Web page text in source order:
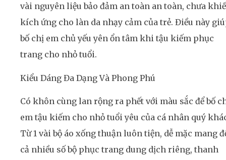
vài nguyên liệu bảo đảm an toàn an toàn, chưa
kích ứng cho làn da nhạy cảm của trẻ. Điều này
bố chị em chủ yếu yên ổn tâm khi tậu kiếm phục
trang cho nhỏ tuổi.
Kiểu Dáng Đa Dạng Và Phong Phú
Có khôn cùng lan rộng ra phết với màu sắc để bố
em tậu kiếm cho nhỏ tuổi yêu của cá nhân quý
Từ 1 vài bộ áo xống thuận luôn tiện, dễ mặc mang
cả nhiều số bộ phục trang dung dịch riêng, thanh